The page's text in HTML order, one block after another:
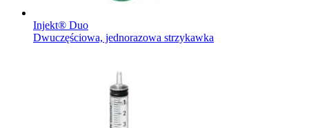
Injekt® Duo
Dwuczęściowa, jednorazowa strzykawka